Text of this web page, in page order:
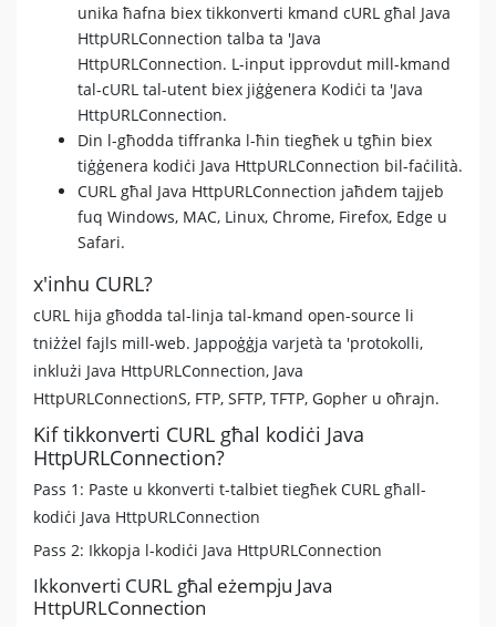
unika ħafna biex tikkonverti kmand cURL għal Java
HttpURLConnection talba ta 'Java
HttpURLConnection. L-input ipprovdut mill-kmand
tal-cURL tal-utent biex jiġġenera Kodiċi ta 'Java
HttpURLConnection.
Din l-għodda tiffranka l-ħin tiegħek u tgħin biex
tiġġenera kodiċi Java HttpURLConnection bil-faċilità.
CURL għal Java HttpURLConnection jaħdem tajjeb
fuq Windows, MAC, Linux, Chrome, Firefox, Edge u
Safari.
x'inhu CURL?
cURL hija għodda tal-linja tal-kmand open-source li
tniżżel fajls mill-web. Jappoġġja varjetà ta 'protokolli,
inklużi Java HttpURLConnection, Java
HttpURLConnectionS, FTP, SFTP, TFTP, Gopher u oħrajn.
Kif tikkonverti CURL għal kodiċi Java
HttpURLConnection?
Pass 1: Paste u kkonverti t-talbiet tiegħek CURL għall-
kodiċi Java HttpURLConnection
Pass 2: Ikkopja l-kodiċi Java HttpURLConnection
Ikkonverti CURL għal eżempju Java
HttpURLConnection